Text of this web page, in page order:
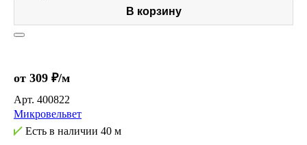
В корзину
от 309 ₽/м
Арт. 400822
Микровельвет
Есть в наличии 40 м